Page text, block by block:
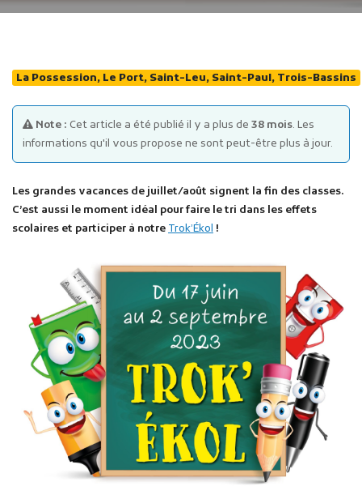
Publicité des actes
Marchés publics
Plans d'accès
La Possession, Le Port, Saint-Leu, Saint-Paul, Trois-Bassins
Note : Cet article a été publié il y a plus de 38 mois. Les
informations qu'il vous propose ne sont peut-être plus à jour.
Les grandes vacances de juillet/août signent la fin des classes.
C’est aussi le moment idéal pour faire le tri dans les effets
scolaires et participer à notre Trok’Ékol !